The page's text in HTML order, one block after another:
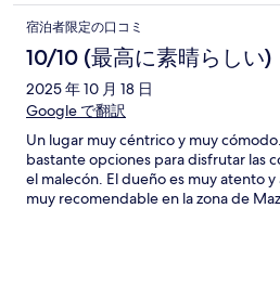
宿泊者限定の口コミ
10/10 (最高に素晴らしい)
2025 年 10 月 18 日
Google で翻訳
Un lugar muy céntrico y muy
bastante opciones para disfrutar las
el malecón. El dueño es muy atento
muy recomendable en la zona de